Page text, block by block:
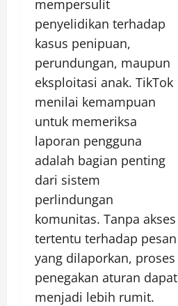
mempersulit
penyelidikan terhadap
kasus penipuan,
perundungan, maupun
eksploitasi anak. TikTok
menilai kemampuan
untuk memeriksa
laporan pengguna
adalah bagian penting
dari sistem
perlindungan
komunitas. Tanpa akses
tertentu terhadap pesan
yang dilaporkan, proses
penegakan aturan dapat
menjadi lebih rumit.